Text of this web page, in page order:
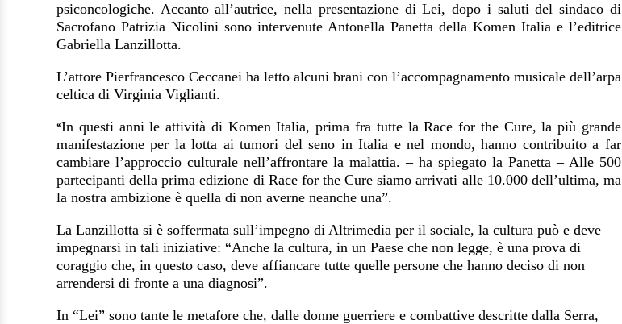
psiconcologiche. Accanto all’autrice, nella presentazione di Lei, dopo i saluti del sindaco di
Sacrofano Patrizia Nicolini sono intervenute Antonella Panetta della Komen Italia e l’editrice
Gabriella Lanzillotta.
L’attore Pierfrancesco Ceccanei ha letto alcuni brani con l’accompagnamento musicale dell’arpa
celtica di Virginia Viglianti.
“In questi anni le attività di Komen Italia, prima fra tutte la Race for the Cure, la più grande
manifestazione per la lotta ai tumori del seno in Italia e nel mondo, hanno contribuito a far
cambiare l’approccio culturale nell’affrontare la malattia. – ha spiegato la Panetta – Alle 500
partecipanti della prima edizione di Race for the Cure siamo arrivati alle 10.000 dell’ultima, ma
la nostra ambizione è quella di non averne neanche una”.
La Lanzillotta si è soffermata sull’impegno di Altrimedia per il sociale, la cultura può e deve
impegnarsi in tali iniziative: “Anche la cultura, in un Paese che non legge, è una prova di
coraggio che, in questo caso, deve affiancare tutte quelle persone che hanno deciso di non
arrendersi di fronte a una diagnosi”.
In “Lei” sono tante le metafore che, dalle donne guerriere e combattive descritte dalla Serra,